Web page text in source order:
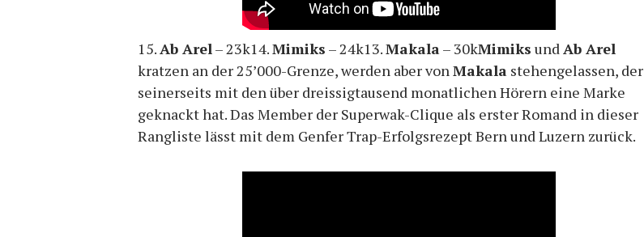
15. Ab Arel – 23k14.Mimiks – 24k13.Makala – 30kMimiks und Ab Arel
kratzen an der 25’000-Grenze, werden aber von Makala stehengelassen, der
seinerseits mit den über dreissigtausend monatlichen Hörern eine Marke
geknackt hat. Das Member der Superwak-Clique als erster Romand in dieser
Rangliste lässt mit dem Genfer Trap-Erfolgsrezept Bern und Luzern zurück.